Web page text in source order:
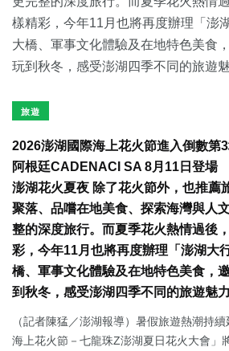
旅遊
2026澎湖國際海上花火節進入倒數第
阿根廷CADENACI SA 8月11日登場
澎湖花火夏夜 除了花火節外，也推薦
聚落、品嚐在地美食、探索海灣與人
整的深度旅行。而夏季花火熱情過後
彩，今年11月也將再度辦理「澎湖大
橋、軍事文化體驗及在地特色美食，
到秋冬，感受澎湖四季不同的旅遊魅力
（記者陳猛／澎湖報導）暑假旅遊熱潮持
海上花火節－七龍珠Z澎湖夏日花火大會」